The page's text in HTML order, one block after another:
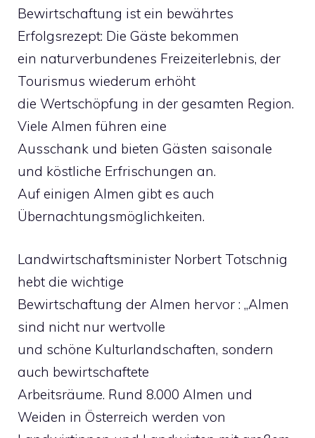
Bewirtschaftung ist ein bewährtes
Erfolgsrezept: Die Gäste bekommen
ein naturverbundenes Freizeiterlebnis, der
Tourismus wiederum erhöht
die Wertschöpfung in der gesamten Region.
Viele Almen führen eine
Ausschank und bieten Gästen saisonale
und köstliche Erfrischungen an.
Auf einigen Almen gibt es auch
Übernachtungsmöglichkeiten.
Landwirtschaftsminister Norbert Totschnig
hebt die wichtige
Bewirtschaftung der Almen hervor : „Almen
sind nicht nur wertvolle
und schöne Kulturlandschaften, sondern
auch bewirtschaftete
Arbeitsräume. Rund 8.000 Almen und
Weiden in Österreich werden von